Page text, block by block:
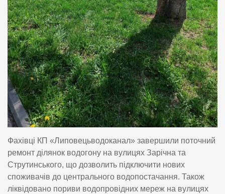
Фахівці КП «Липовецьводоканал» завершили поточний
ремонт ділянок водогону на вулицях Зарічна та
Струтинського, що дозволить підключити нових
споживачів до центрального водопостачання. Також
ліквідовано пориви водопровідних мереж на вулицях